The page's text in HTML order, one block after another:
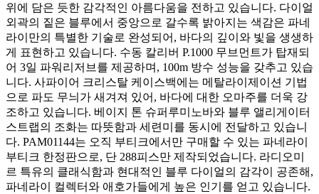
위에 담은 듯한 감각적인 아름다움을 전하고 있습니다. 다이얼
외곽의 짙은 블루에서 중앙으로 갈수록 밝아지는 색감은 파네
라이만의 특별한 기술로 완성되어, 바다의 깊이와 빛을 생생하
게 표현하고 있습니다. 수동 칼리버 P.1000 무브먼트가 탑재되
어 3일 파워리저브를 제공하며, 100m 방수 성능을 갖추고 있습
니다. 사파이어 크리스탈 케이스백에는 메탈라이제이션 기법
으로 파도 무늬가 새겨져 있어, 바다에 대한 오마주를 더욱 강
조하고 있습니다. 베이지 톤 슈퍼루미노바와 블루 앨리게이터
스트랩의 조화는 따뜻함과 세련미를 동시에 전달하고 있습니
다. PAM01144는 오직 부티크에서만 구매할 수 있는 파네라이
부티크 한정판으로, 단 288피스만 제작되었습니다. 라디오미
르 특유의 클래식함과 현대적인 블루 다이얼의 감각이 공존해,
파네라이 컬렉터와 애호가들에게 높은 인기를 얻고 있습니다.